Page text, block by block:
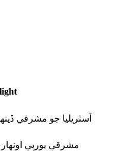
آسٽريليا جو مشرقي
مشرقي يورپي